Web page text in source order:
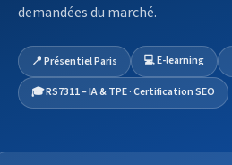
demandées du marché.
📍 Présentiel Paris 💻 E-learning
🎓 RS7311 – IA & TPE · Certification SEO